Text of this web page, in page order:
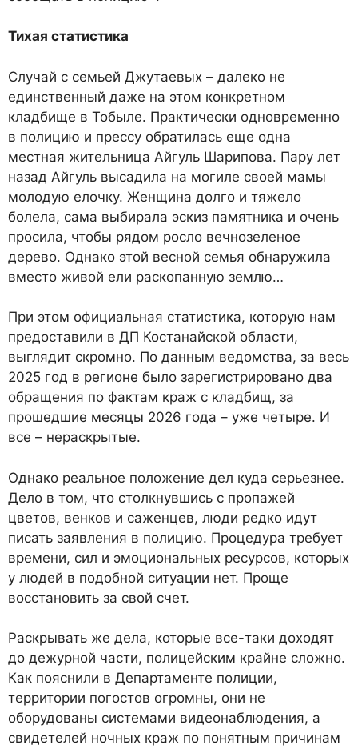
Тихая статистика
Случай с семьей Джутаевых – далеко не
единственный даже на этом конкретном
кладбище в Тобыле. Практически одновременно
в полицию и прессу обратилась еще одна
местная жительница Айгуль Шарипова. Пару лет
назад Айгуль высадила на могиле своей мамы
молодую елочку. Женщина долго и тяжело
болела, сама выбирала эскиз памятника и очень
просила, чтобы рядом росло вечнозеленое
дерево. Однако этой весной семья обнаружила
вместо живой ели раскопанную землю…
При этом официальная статистика, которую нам
предоставили в ДП Костанайской области,
выглядит скромно. По данным ведомства, за весь
2025 год в регионе было зарегистрировано два
обращения по фактам краж с кладбищ, за
прошедшие месяцы 2026 года – уже четыре. И
все – нераскрытые.
Однако реальное положение дел куда серьезнее.
Дело в том, что столкнувшись с пропажей
цветов, венков и саженцев, люди редко идут
писать заявления в полицию. Процедура требует
времени, сил и эмоциональных ресурсов, которых
у людей в подобной ситуации нет. Проще
восстановить за свой счет.
Раскрывать же дела, которые все-таки доходят
до дежурной части, полицейским крайне сложно.
Как пояснили в Департаменте полиции,
территории погостов огромны, они не
оборудованы системами видеонаблюдения, а
свидетелей ночных краж по понятным причинам